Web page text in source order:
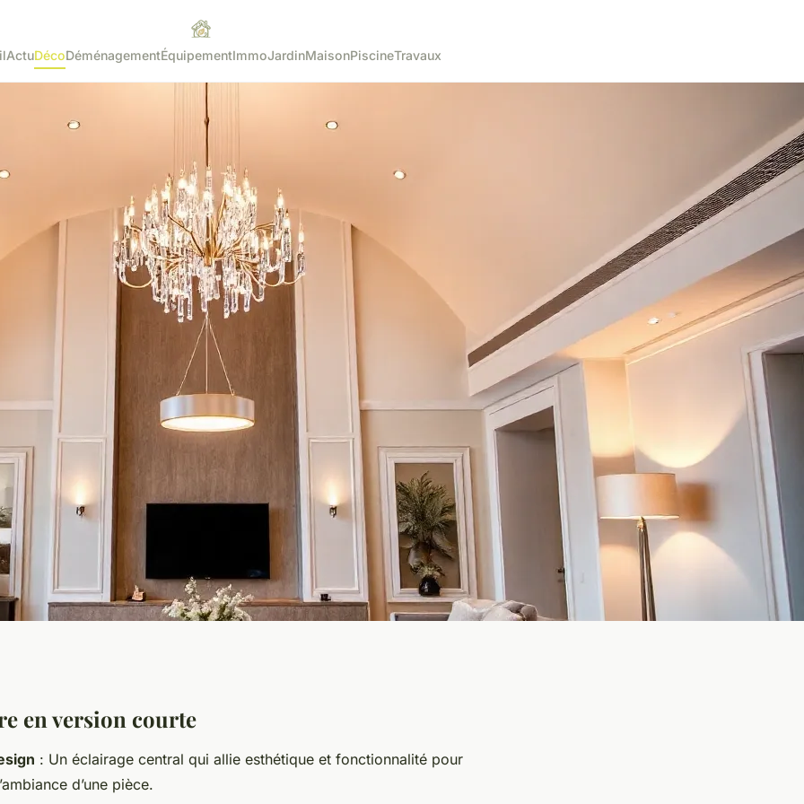
ActuDécoDéménagementÉquipementImmoJardinMaisonPiscineTravaux
luminaires
en version courte
: Un éclairage central qui allie esthétique et fonctionnalité pour
d’une pièce.